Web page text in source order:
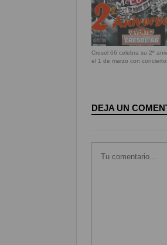
Cresol 66 celebra su 2º
el 1 de marzo con
DEJA UN